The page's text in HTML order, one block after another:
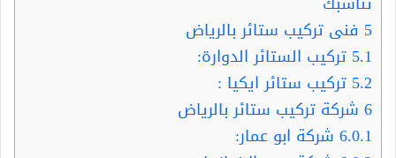
5 فنى تركيب ستائر بالرياض
5.1 تركيب الستائر الدوارة:
5.2 تركيب ستائر ايكيا :
6 شركة تركيب ستائر بالرياض
6.0.1 شركة ابو عمار: